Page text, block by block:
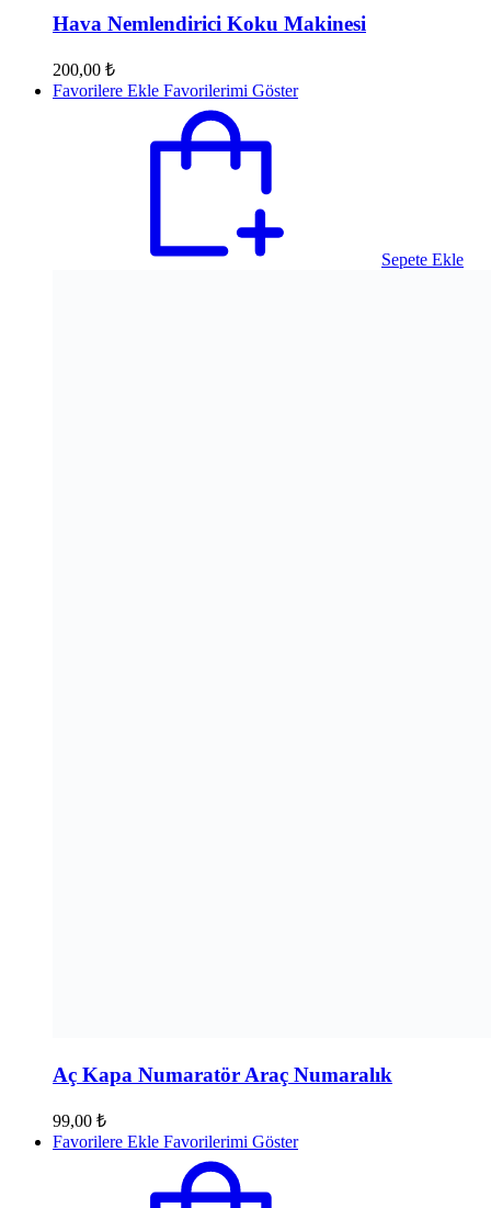
Hava Nemlendirici Koku Makinesi
200,00 ₺
Favorilere Ekle Favorilerimi Göster
Sepete Ekle
Aç Kapa Numaratör Araç Numaralık
99,00 ₺
Favorilere Ekle Favorilerimi Göster